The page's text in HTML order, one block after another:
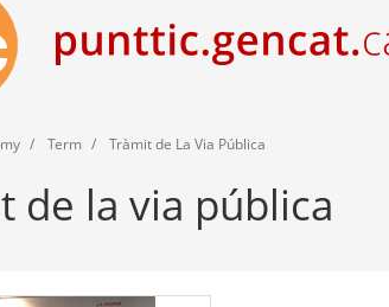
Term Tràmit de La Via Pública
de la via pública